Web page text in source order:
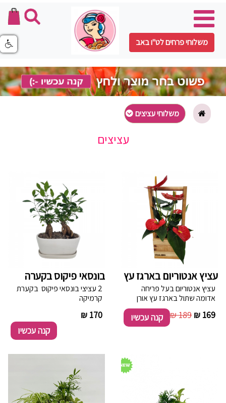
משלוחי פרחים לט"ו באב
משלוחי עציצים
עציצים
עציץ אנטוריום בארגז עץ
עציץ אנטוריום בעל פריחה
אדומה שתול בארגז עץ אורן
איכותי מיוצרת בעבודת יד
מתוצרת הארץ.
169 ₪
189 ₪ קנה עכשיו
בונסאי פיקוס בקערה
2 עציצי בונסאי פיקוס בקערת
קרמיקה
170 ₪
קנה עכשיו